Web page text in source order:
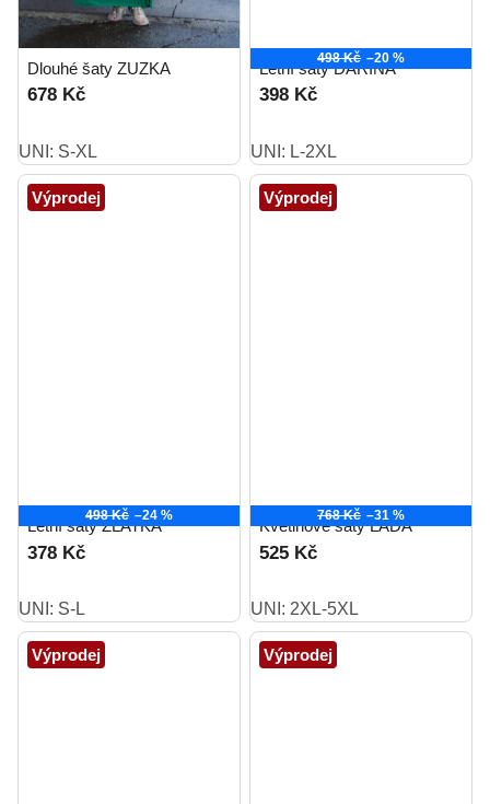
Dlouhé šaty ZUZKA
678 Kč
UNI: S-XL
498 Kč –20 %
Letní šaty DARINA
398 Kč
UNI: L-2XL
Výprodej
498 Kč –24 %
Letní šaty ZLATKA
378 Kč
UNI: S-L
Výprodej
768 Kč –31 %
Květinové šaty LADA
525 Kč
UNI: 2XL-5XL
Výprodej Výprodej